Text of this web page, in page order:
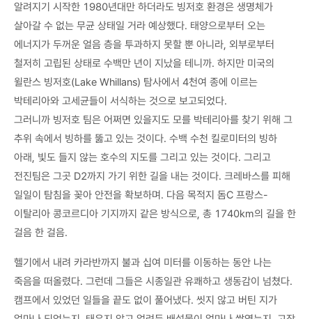
알려지기 시작한 1980년대만 하더라도 빙저호 환경은 생명체가
살아갈 수 없는 무균 상태일 거라 예상했다. 태양으로부터 오는
에너지가 두꺼운 얼음 층을 투과하지 못할 뿐 아니라, 외부로부터
철저히 고립된 상태로 수백만 년이 지났을 테니까. 하지만 미국의
윌란스 빙저호(Lake Whillans) 탐사에서 4천여 종에 이르는
박테리아와 고세균들이 서식하는 것으로 보고되었다.
그러니까 빙저호 팀은 어쩌면 있을지도 모를 박테리아를 찾기 위해 그
추위 속에서 빙하를 뚫고 있는 것이다. 수백 수천 킬로미터의 빙하
아래, 빛도 들지 않는 호수의 지도를 그리고 있는 것이다. 그리고
전진팀은 그곳 D2까지 가기 위한 길을 내는 것이다. 크레바스를 피해
일일이 탐침을 꽂아 안전을 확보하며. 다음 목적지 돔C 프랑스-
이탈리아 콩코르디아 기지까지 같은 방식으로, 총 1740km의 길을 한
걸음 한 걸음.
헬기에서 내려 카라반까지 불과 십여 미터를 이동하는 동안 나는
죽음을 떠올렸다. 그런데 그들은 시종일관 유쾌하고 생동감이 넘쳤다.
캠프에서 있었던 일들을 끝도 없이 풀어냈다. 씻지 않고 버틴 지가